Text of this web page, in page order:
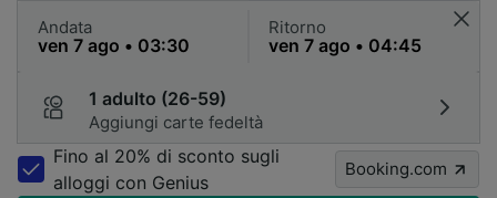
Andata Ritorno
1 adulto (26-59)
Aggiungi carte fedeltà
Fino al 20% di sconto sugli
alloggi con Genius
Booking.com